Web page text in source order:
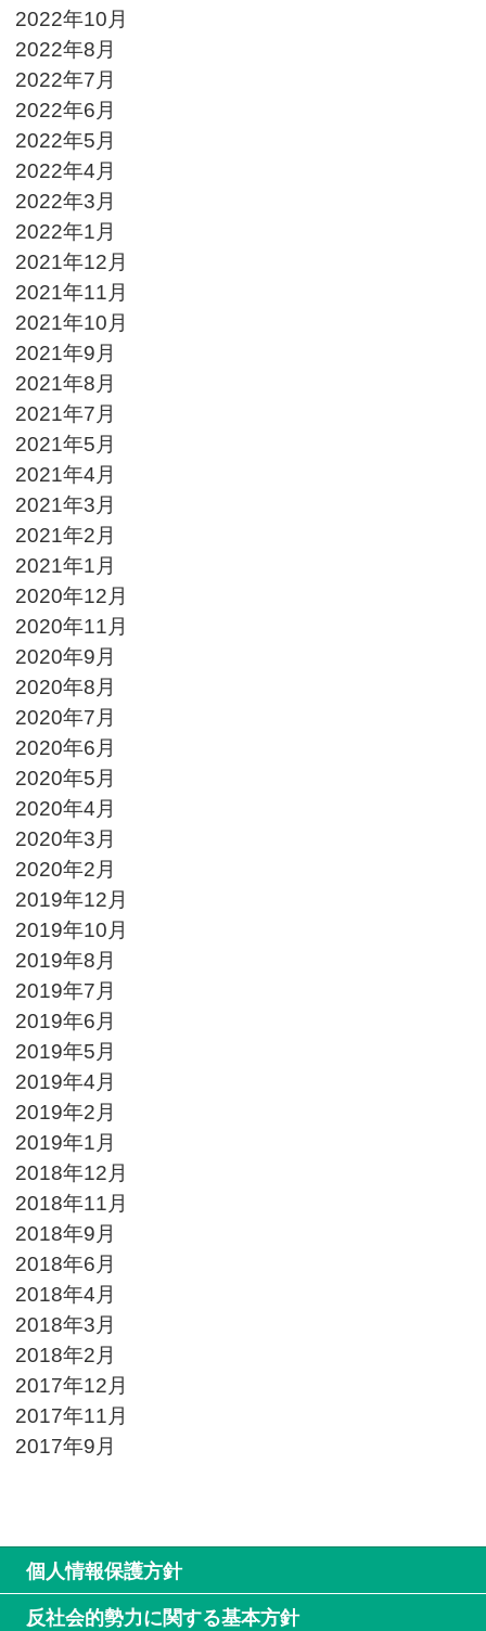
2022年10月
2022年8月
2022年7月
2022年6月
2022年5月
2022年4月
2022年3月
2022年1月
2021年12月
2021年11月
2021年10月
2021年9月
2021年8月
2021年7月
2021年5月
2021年4月
2021年3月
2021年2月
2021年1月
2020年12月
2020年11月
2020年9月
2020年8月
2020年7月
2020年6月
2020年5月
2020年4月
2020年3月
2020年2月
2019年12月
2019年10月
2019年8月
2019年7月
2019年6月
2019年5月
2019年4月
2019年2月
2019年1月
2018年12月
2018年11月
2018年9月
2018年6月
2018年4月
2018年3月
2018年2月
2017年12月
2017年11月
2017年9月
個人情報保護方針
反社会的勢力に関する基本方針